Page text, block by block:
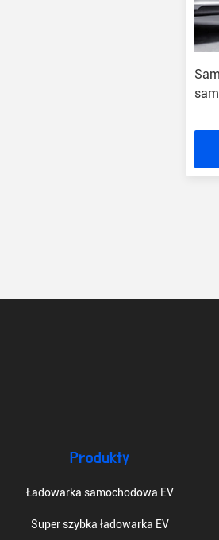
Produkty
Ładowarka samochodowa EV
Super szybka ładowarka EV